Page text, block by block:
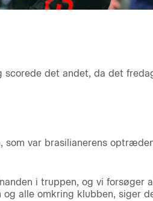
det andet, da det
var brasilianerens
i truppen, og vi forsøger
alle omkring klubben, siger